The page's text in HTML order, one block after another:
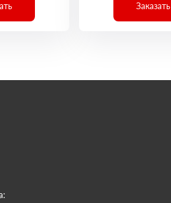
Заказать